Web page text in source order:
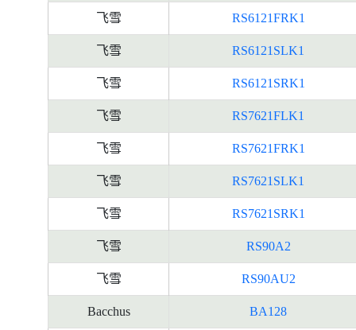
飞雪 RS6121FRK1
飞雪 RS6121SLK1
飞雪 RS6121SRK1
飞雪 RS7621FLK1
飞雪 RS7621FRK1
飞雪 RS7621SLK1
飞雪 RS7621SRK1
飞雪 RS90A2
飞雪 RS90AU2
Bacchus BA128